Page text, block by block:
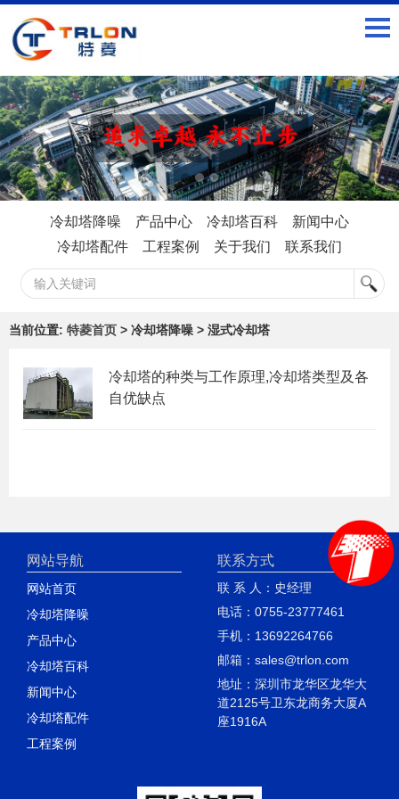
冷却塔降噪 产品中心 冷却塔百科
新闻中心
冷却塔配件
工程案例 关于我们 联系我们
当前位置: 特菱首页 > 冷却塔降噪 > 湿式冷却塔
冷却塔的种类与工作原理,冷却塔类型及各
自优缺点
网站导航
网站首页
冷却塔降噪
产品中心
冷却塔百科
新闻中心
冷却塔配件
工程案例
联系方式
联 系 人：史经理
电话：0755-23777461
手机：13692264766
邮箱：sales@trlon.com
地址：深圳市龙华区龙华大
道2125号卫东龙商务大厦A
座1916A